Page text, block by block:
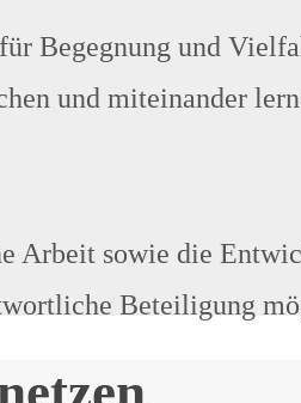
Begegnung und
und miteinander
Arbeit sowie die
Beteiligung